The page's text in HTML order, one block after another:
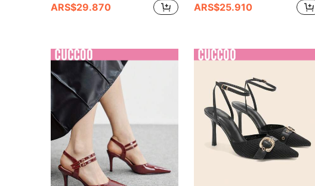
ARS$29.870 ARS$25.910